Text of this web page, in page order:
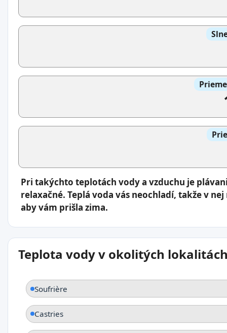
Pri takýchto teplotách vody a vzduchu je
relaxačné. Teplá voda vás neochladí, takže v
aby vám prišla zima.
Teplota vody v okolitých
Soufrière
Castries